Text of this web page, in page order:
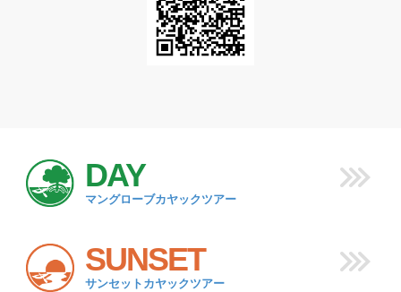
DAY
マングローブカヤックツアー
SUNSET
サンセットカヤックツアー